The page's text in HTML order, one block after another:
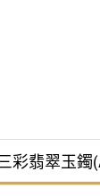
彩翡翠玉鐲